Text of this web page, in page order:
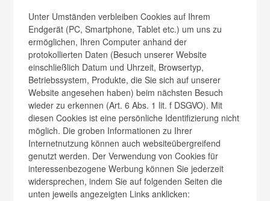
Unter Umständen verbleiben Cookies auf Ihrem
Endgerät (PC, Smartphone, Tablet etc.) um uns zu
ermöglichen, Ihren Computer anhand der
protokollierten Daten (Besuch unserer Website
einschließlich Datum und Uhrzeit, Browsertyp,
Betriebssystem, Produkte, die Sie sich auf unserer
Website angesehen haben) beim nächsten Besuch
wieder zu erkennen (Art. 6 Abs. 1 lit. f DSGVO). Mit
diesen Cookies ist eine persönliche Identifizierung nicht
möglich. Die groben Informationen zu Ihrer
Internetnutzung können auch websiteübergreifend
genutzt werden. Der Verwendung von Cookies für
interessenbezogene Werbung können Sie jederzeit
widersprechen, indem Sie auf folgenden Seiten die
unten jeweils angezeigten Links anklicken: